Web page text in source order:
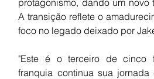
A transição reflete o
foco no legado deixado por
"Este é o terceiro de cinco
franquia continua sua jornada